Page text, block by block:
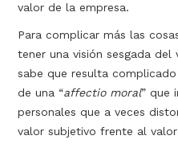
valor de la empresa.
Para complicar más las
tener una visión sesgada del
sabe que resulta
de una “affectio moral” que
personales que a veces
valor subjetivo frente al